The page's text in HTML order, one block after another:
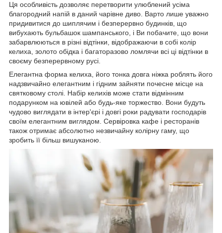
Ця особливість дозволяє перетворити улюблений усіма
благородний напій в даний чарівне диво. Варто лише уважно
придивитися до шиплячим і безперервно будинків, що
вибухають бульбашок шампанського, і Ви побачите, що вони
забарвлюються в різні відтінки, відображаючи в собі колір
келиха, золото обідка і багаторазово ломлячи всі ці відтінки в
своєму безперервному русі.
Елегантна форма келиха, його тонка довга ніжка роблять його
надзвичайно елегантним і гідним зайняти почесне місце на
святковому столі. Набір келихів може стати відмінним
подарунком на ювілей або будь-яке торжество. Вони будуть
чудово виглядати в інтер'єрі і довгі роки радувати господарів
своїм елегантним виглядом. Сервіровка кафе і ресторанів
також отримає абсолютно незвичайну колірну гаму, що
зробить її більш вишуканою.